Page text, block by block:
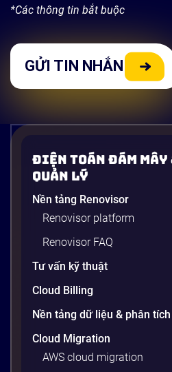
*Các thông tin bắt buộc
Điện Toán Đám Mây
Quản Lý
Nền tảng Renovisor
Renovisor platform
Renovisor FAQ
Tư vấn kỹ thuật
Cloud Billing
Nền tảng dữ liệu & phân tích
Cloud Migration
AWS cloud migration